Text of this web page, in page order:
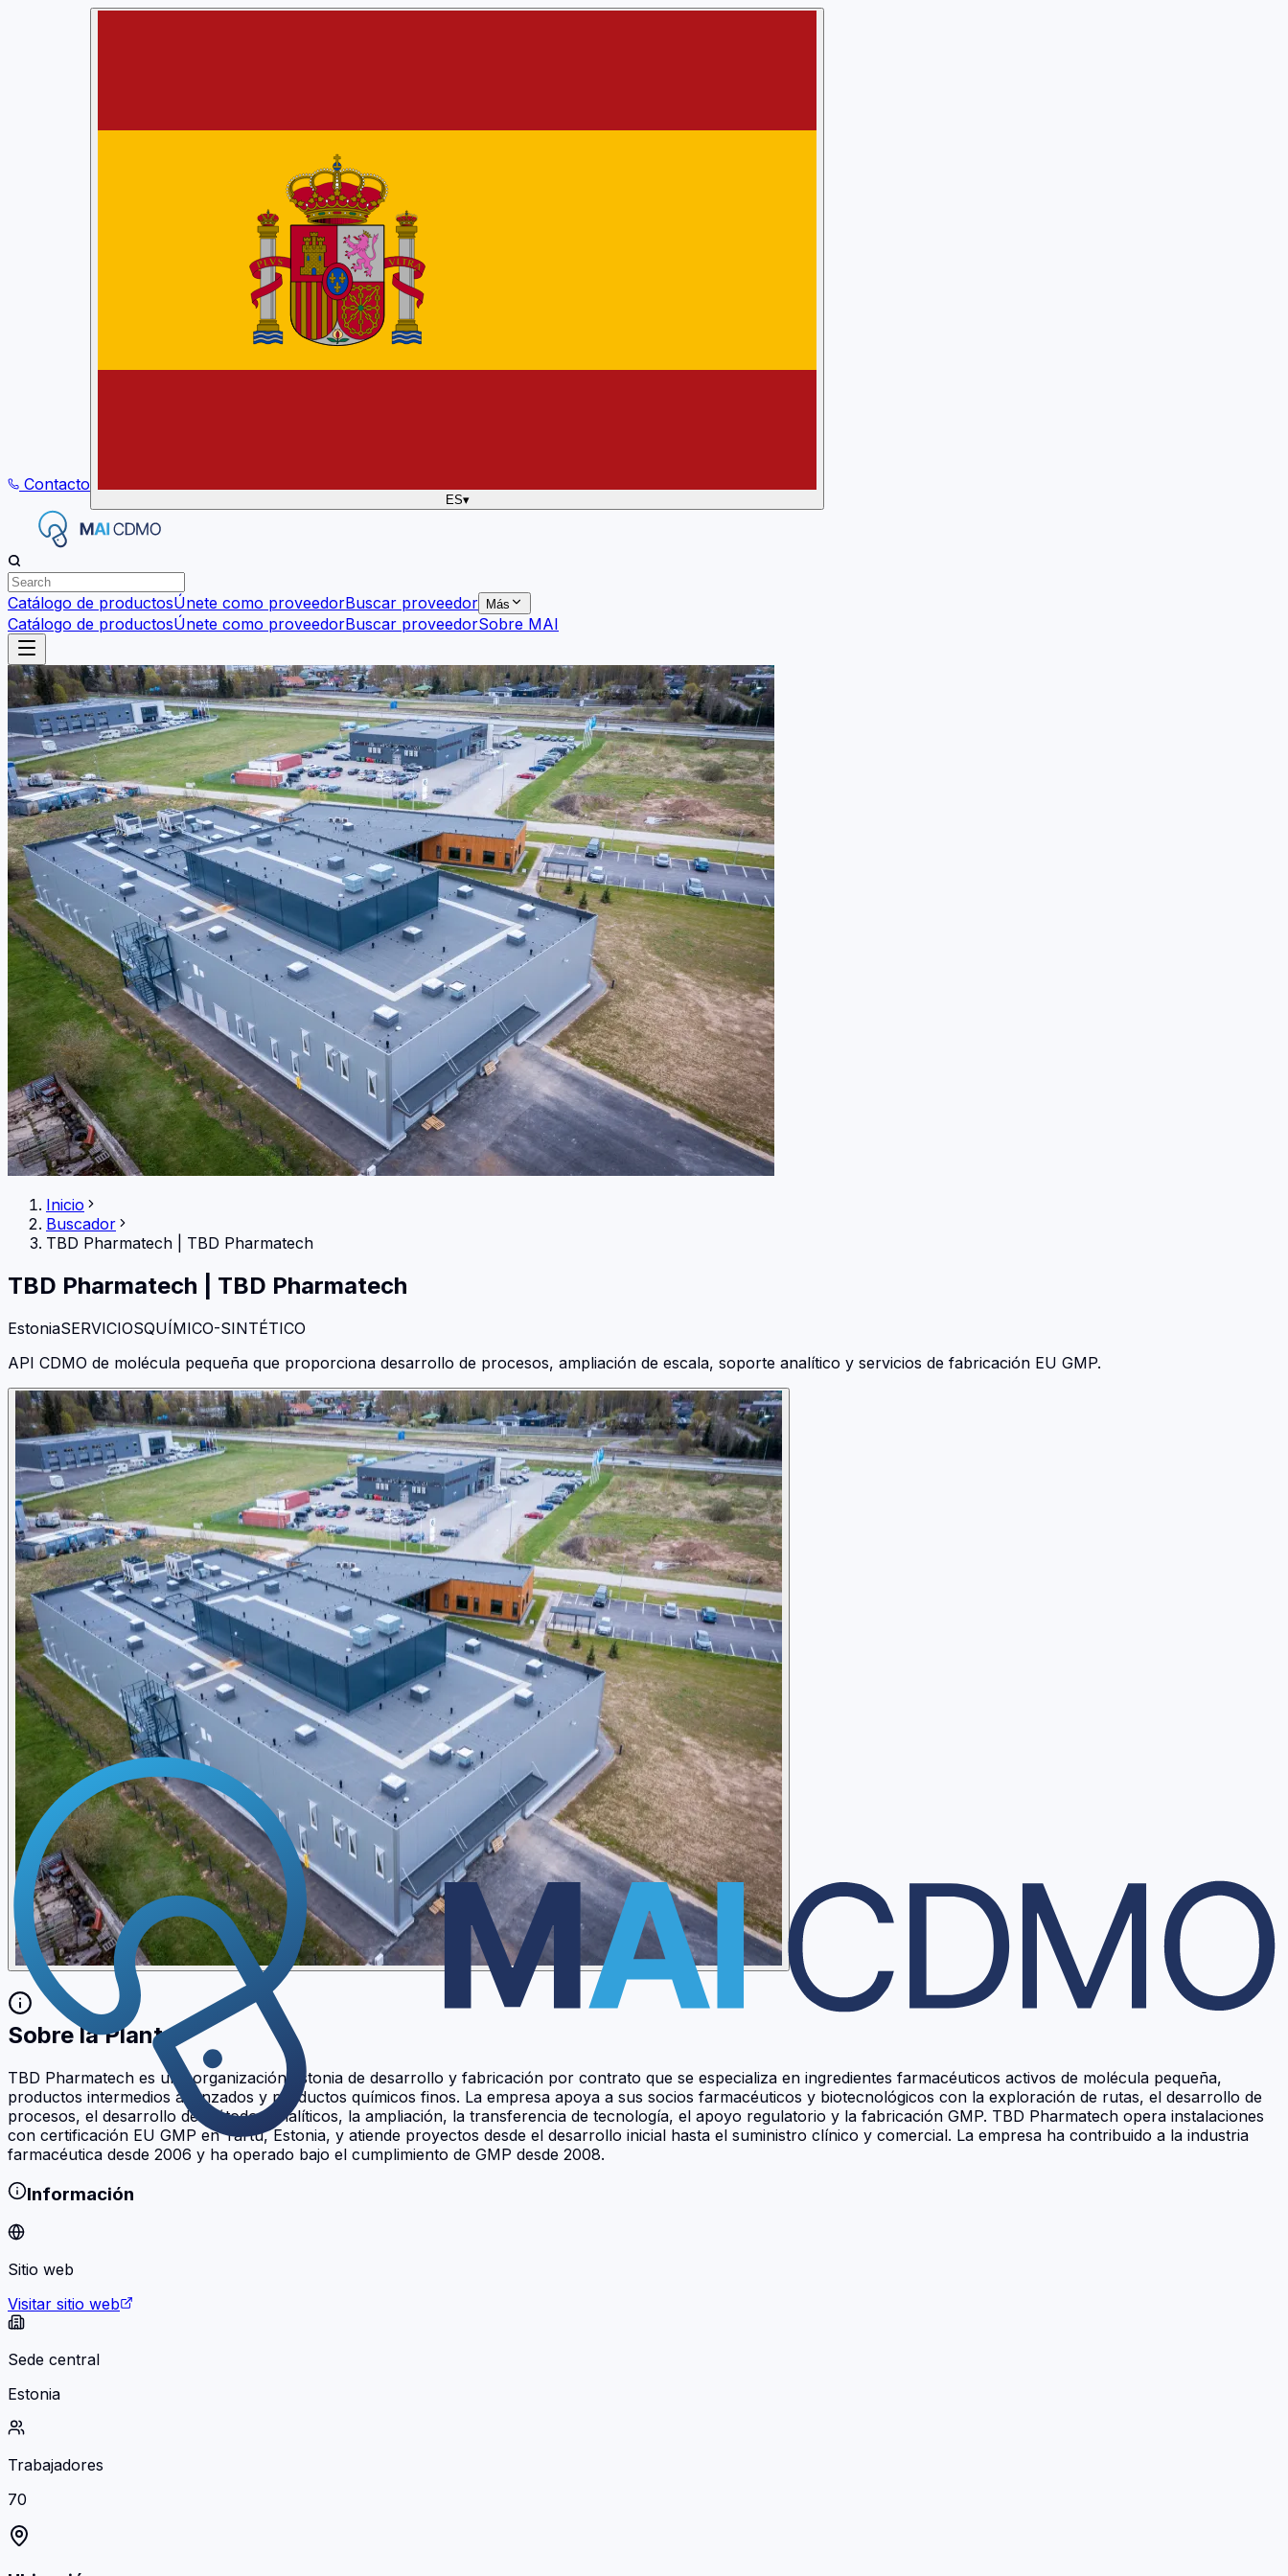
Contacto
ES▾
Catálogo de productosÚnete como proveedorBuscar proveedor Más
Catálogo de productosÚnete como proveedorBuscar proveedorSobre MAI
Inicio
Buscador
TBD Pharmatech
TBD Pharmatech
TBD Pharmatech TBD Pharmatech
EstoniaSERVICIOSQUÍMICO-SINTÉTICO
API CDMO de molécula pequeña que proporciona desarrollo de procesos, ampliación de escala, soporte analítico y servicios de fabricación EU GMP.
Sobre la Planta
TBD Pharmatech es una organización estonia de desarrollo y fabricación por contrato que se especializa en ingredientes farmacéuticos activos de molécula pequeña,
productos intermedios avanzados y productos químicos finos. La empresa apoya a sus socios farmacéuticos y biotecnológicos con la exploración de rutas, el desarrollo de
procesos, el desarrollo de métodos analíticos, la ampliación, la transferencia de tecnología, el apoyo regulatorio y la fabricación GMP. TBD Pharmatech opera instalaciones
con certificación EU GMP en Tartu, Estonia, y atiende proyectos desde el desarrollo inicial hasta el suministro clínico y comercial. La empresa ha contribuido a la industria
farmacéutica desde 2006 y ha operado bajo el cumplimiento de GMP desde 2008.
Información
Sitio web
Visitar sitio web
Sede central
Estonia
Trabajadores
70